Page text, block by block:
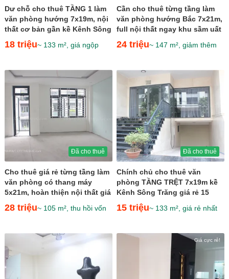
Dư chỗ cho thuê TẦNG 1 làm
văn phòng hướng 7x19m, nội
thất cơ bản gần kề Kênh Sông
Trăng giá 18 triệu
18 triệu~ 133 m², giá ngộp
Cần cho thuê từng tầng làm
văn phòng hướng Bắc 7x21m,
full nội thất ngay khu sầm uất
giá 24 triệu
24 triệu~ 147 m², giảm thêm
Đã cho thuê
Cho thuê giá rẻ từng tầng làm
văn phòng có thang máy
5x21m, hoàn thiện nội thất giá
28 triệu
28 triệu~ 105 m², thu hồi vốn
Đã cho thuê
Chính chủ cho thuê văn
phòng TẦNG TRỆT 7x19m kề
Kênh Sông Trăng giá rẻ 15
15 triệu~ 133 m², giá rẻ nhất
Giá cực rẻ!